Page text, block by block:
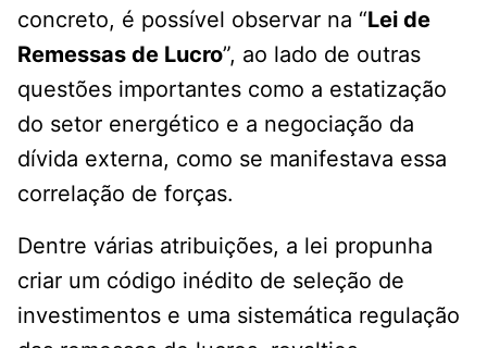
concreto, é possível observar na “Lei de
Remessas de Lucro”, ao lado de outras
questões importantes como a estatização
do setor energético e a negociação da
dívida externa, como se manifestava essa
correlação de forças.
Dentre várias atribuições, a lei propunha
criar um código inédito de seleção de
investimentos e uma sistemática regulação